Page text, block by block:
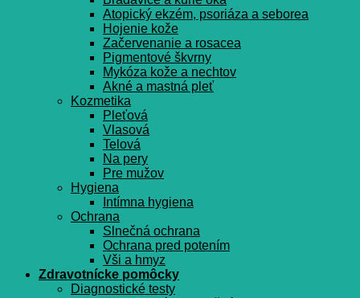
Atopický ekzém, psoriáza a seborea
Hojenie kože
Začervenanie a rosacea
Pigmentové škvrny
Mykóza kože a nechtov
Akné a mastná pleť
Kozmetika
Pleťová
Vlasová
Telová
Na pery
Pre mužov
Hygiena
Intímna hygiena
Ochrana
Slnečná ochrana
Ochrana pred potením
Vši a hmyz
Zdravotnícke pomôcky
Diagnostické testy